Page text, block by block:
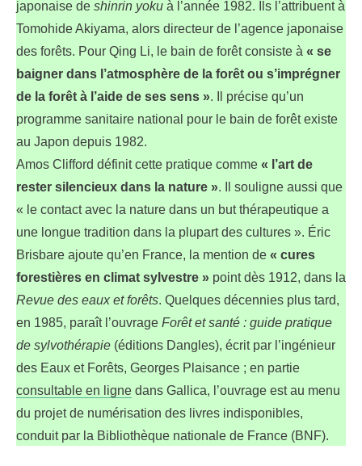
japonaise de shinrin yoku à l’année 1982. Ils l’attribuent à
Tomohide Akiyama, alors directeur de l’agence japonaise
des forêts. Pour Qing Li, le bain de forêt consiste à « se
baigner dans l’atmosphère de la forêt ou s’imprégner
de la forêt à l’aide de ses sens ». Il précise qu’un
programme sanitaire national pour le bain de forêt existe
au Japon depuis 1982.
Amos Clifford définit cette pratique comme « l’art de
rester silencieux dans la nature ». Il souligne aussi que
« le contact avec la nature dans un but thérapeutique a
une longue tradition dans la plupart des cultures ». Éric
Brisbare ajoute qu’en France, la mention de « cures
forestières en climat sylvestre » point dès 1912, dans la
Revue des eaux et forêts. Quelques décennies plus tard,
en 1985, paraît l’ouvrage Forêt et santé : guide pratique
de sylvothérapie (éditions Dangles), écrit par l’ingénieur
des Eaux et Forêts, Georges Plaisance ; en partie
consultable en ligne dans Gallica, l’ouvrage est au menu
du projet de numérisation des livres indisponibles,
conduit par la Bibliothèque nationale de France (BNF).